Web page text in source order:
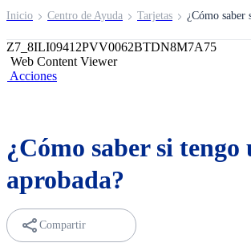
Inicio Centro de Ayuda Tarjetas ¿Cómo saber
Z7_8ILI09412PVV0062BTDN8M7A75
Web Content Viewer
Acciones
¿Cómo saber si
aprobada?
Compartir